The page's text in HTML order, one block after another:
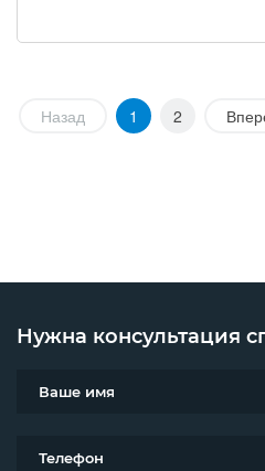
Назад 1 2
Нужна консультация